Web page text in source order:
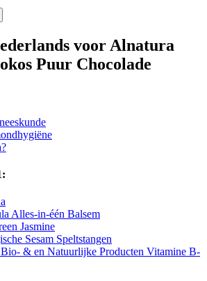
voor Alnatura
Puur Chocolade
Alles-in-één Balsem
Jasmine
Sesam Speltstangen
& en Natuurlijke Producten Vitamine B-